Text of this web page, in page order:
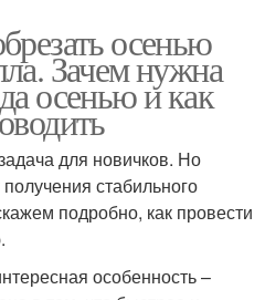
осенью
Зачем нужна
осенью и как
для новичков. Но
стабильного
подробно, как провести
особенность –